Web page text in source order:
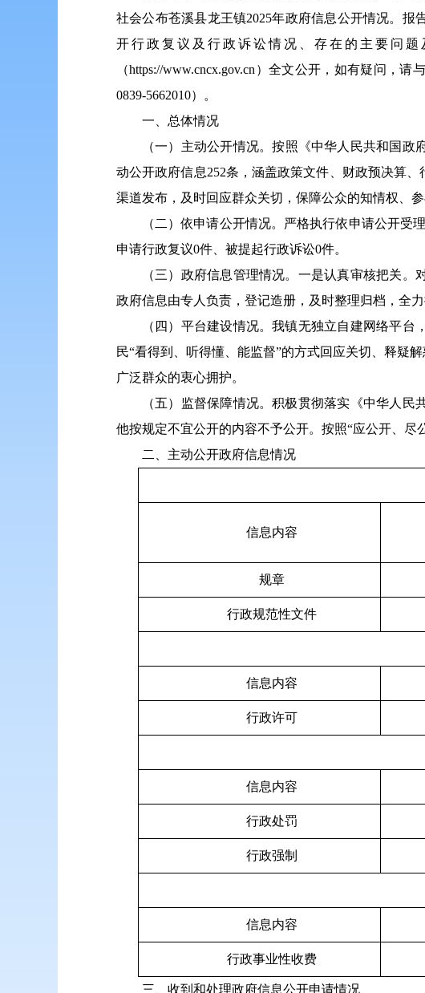
社会公布苍溪县龙王镇2025年政府信息公开情况。
开行政复议及行政诉讼情况、存在的主要问
（https://www.cncx.gov.cn）全文公开，如有疑问，请
0839-5662010）。
一、总体情况
（一）主动公开情况。按照《中华人民共和国
动公开政府信息252条，涵盖政策文件、财政预决算
渠道发布，及时回应群众关切，保障公众的知情权、参
（二）依申请公开情况。严格执行依申请公开受
申请行政复议0件、被提起行政诉讼0件。
（三）政府信息管理情况。一是认真审核把关
政府信息由专人负责，登记造册，及时整理归档，全
（四）平台建设情况。我镇无独立自建网络平
民“看得到、听得懂、能监督”的方式回应关切、释疑
广泛群众的衷心拥护。
（五）监督保障情况。积极贯彻落实《中华人
他按规定不宜公开的内容不予公开。按照“应公开、尽
二、主动公开政府信息情况
信息内容
规章
行政规范性文件
信息内容
行政许可
信息内容
行政处罚
行政强制
信息内容
行政事业性收费
三、收到和处理政府信息公开申请情况